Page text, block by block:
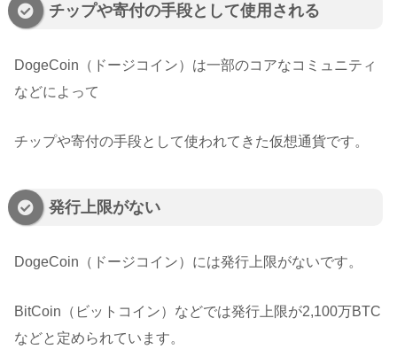
チップや寄付の手段として使用される
DogeCoin（ドージコイン）は一部のコアなコミュニティ
などによって
チップや寄付の手段として使われてきた仮想通貨です。
発行上限がない
DogeCoin（ドージコイン）には発行上限がないです。
BitCoin（ビットコイン）などでは発行上限が2,100万BTC
などと定められています。